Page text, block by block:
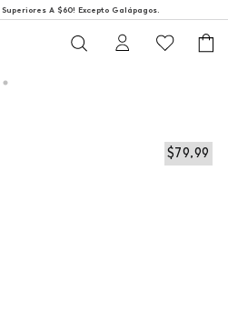
Superiores A $60! Excepto Galápagos.
$79,99